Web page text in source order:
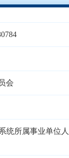
会
统所属事业单位